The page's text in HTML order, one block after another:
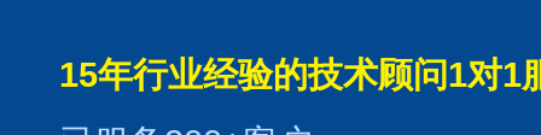
15年行业经验的技术顾问1对1